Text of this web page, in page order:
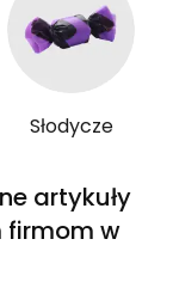
Słodycze
artykuły
firmom w